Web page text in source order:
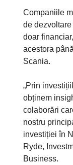
Companiile
de
doar
acestora
Scania.
„Prin
obținem
colaborări
nostru
investiției în
Ryde,
Business.